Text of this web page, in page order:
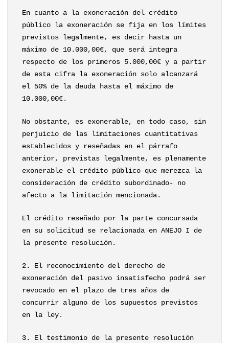
En cuanto a la exoneración del crédito
público la exoneración se fija en los límites
previstos legalmente, es decir hasta un
máximo de 10.000,00€, que será integra
respecto de los primeros 5.000,00€ y a partir
de esta cifra la exoneración solo alcanzará
el 50% de la deuda hasta el máximo de
10.000,00€.
No obstante, es exonerable, en todo caso, sin
perjuicio de las limitaciones cuantitativas
establecidos y reseñadas en el párrafo
anterior, previstas legalmente, es plenamente
exonerable el crédito público que merezca la
consideración de crédito subordinado- no
afecto a la limitación mencionada.
El crédito reseñado por la parte concursada
en su solicitud se relacionada en ANEJO I de
la presente resolución.
2. El reconocimiento del derecho de
exoneración del pasivo insatisfecho podrá ser
revocado en el plazo de tres años de
concurrir alguno de los supuestos previstos
en la ley.
3. El testimonio de la presente resolución